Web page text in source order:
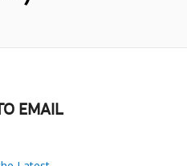
EMAIL